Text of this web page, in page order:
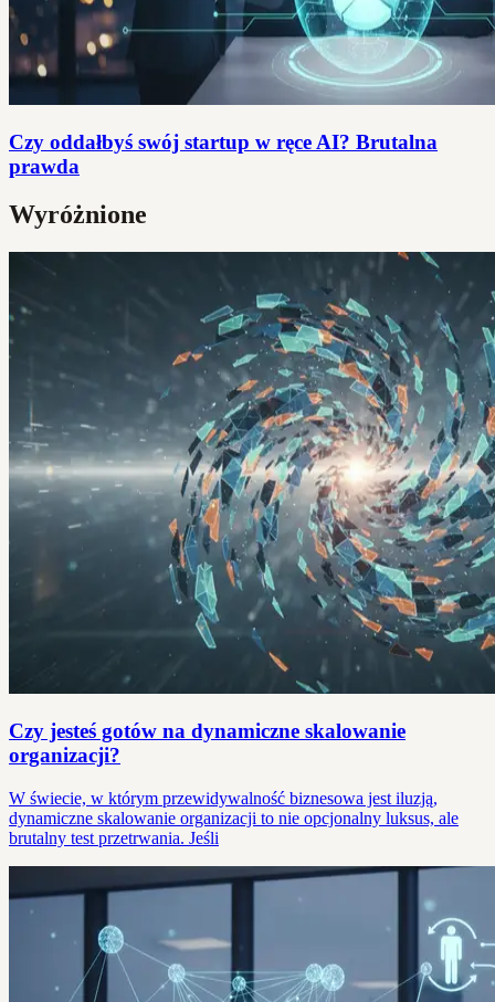
Czy oddałbyś swój startup w ręce AI? Brutalna
prawda
Wyróżnione
Czy jesteś gotów na dynamiczne skalowanie
organizacji?
W świecie, w którym przewidywalność biznesowa jest iluzją,
dynamiczne skalowanie organizacji to nie opcjonalny luksus, ale
brutalny test przetrwania. Jeśli